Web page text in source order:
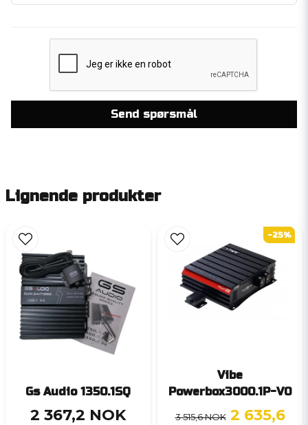
Send spørsmål
Lignende produkter
Gs Audio 1350.1SQ
2 367,2 NOK
Vibe
Powerbox3000.1P-V0
3 515,6 NOK 2 635,6
-25%